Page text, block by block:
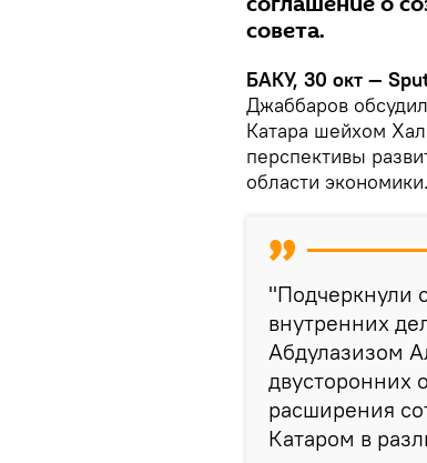
совета.
БАКУ, 30 окт —
Джаббаров
Катара шейхом
перспективы
области экономики.
"Подчеркнули
внутренних
Абдулазизом
двусторонних
расширения
Катаром в